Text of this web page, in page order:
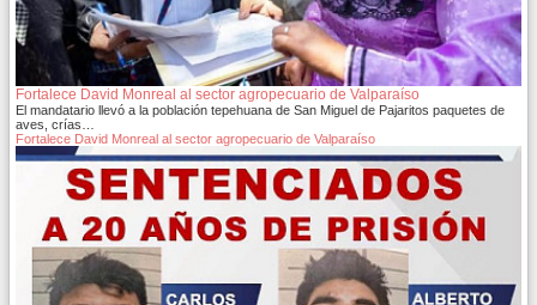
Fortalece David Monreal al sector agropecuario de Valparaíso
El mandatario llevó a la población tepehuana de San Miguel de Pajaritos paquetes de
aves, crías…
Fortalece David Monreal al sector agropecuario de Valparaíso